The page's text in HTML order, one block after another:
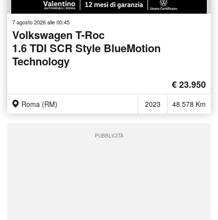
7 agosto 2026 alle 00:45
Volkswagen T-Roc
1.6 TDI SCR Style BlueMotion
Technology
€ 23.950
Roma (RM) 2023 48.578 Km
PUBBLICITÀ